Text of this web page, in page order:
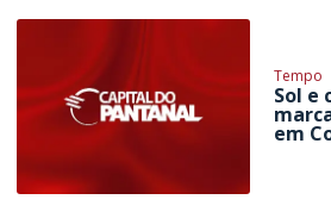
Tempo
Sol e
em